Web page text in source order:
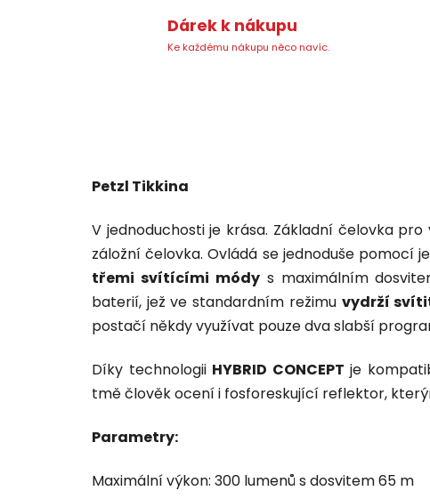
Dárek k nákupu
Ke každému nákupu něco navíc.
Petzl Tikkina
V jednoduchosti je krása. Základní čelovka
záložní čelovka. Ovládá se jednoduše
třemi svítícími módys maximálním
baterií, jež ve standardním režimu vydrží
postačí někdy využívat pouze dva slabší
Díky technologii HYBRID CONCEPT je
tmě člověk ocení i fosforeskující reflektor,
Parametry:
Maximální výkon: 300 lumenů s dosvitem 65 m